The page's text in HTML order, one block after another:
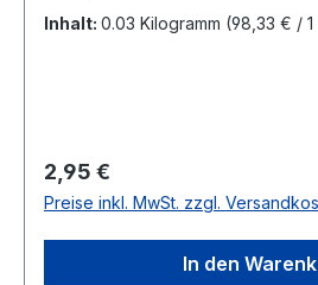
gemahlen 30 Gramm, Artikel
Inhalt: 0.03 Kilogramm (98,33 € / 1
Regulärer Preis:
2,95 €
Preise inkl. MwSt. zzgl.
In den